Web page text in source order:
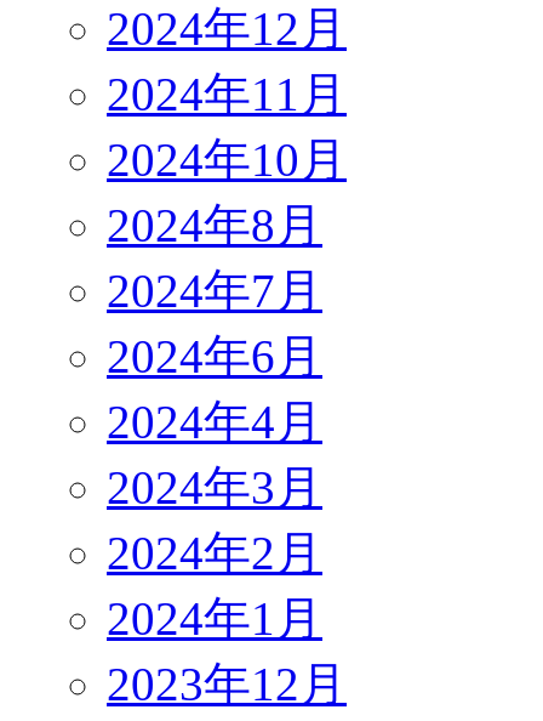
2024年12月
2024年11月
2024年10月
2024年8月
2024年7月
2024年6月
2024年4月
2024年3月
2024年2月
2024年1月
2023年12月